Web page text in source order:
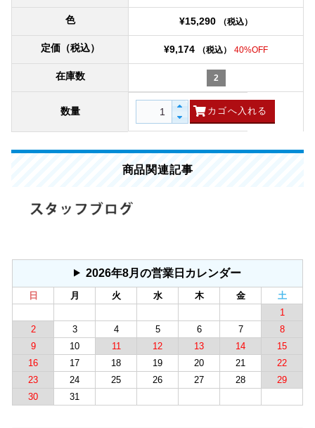
色 ¥15,290 （税込）
定価（税込） ¥9,174 （税込） 40%OFF
在庫数 2
数量
商品関連記事
2026年8月の営業日カレンダー
日 月 火 水 木 金
土
1
2
3 4 5 6 7
8
9
10 11 12 13 14
15
16
17 18 19 20 21
22
23
24 25 26 27 28
29
30
31